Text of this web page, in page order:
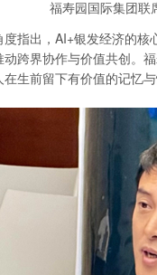
福寿园国际集团联
指出，AI+银发经济的
跨界协作与价值共创。
生前留下有价值的记忆